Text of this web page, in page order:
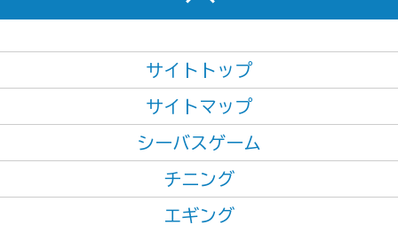
サイトトップ
サイトマップ
シーバスゲーム
チニング
エギング